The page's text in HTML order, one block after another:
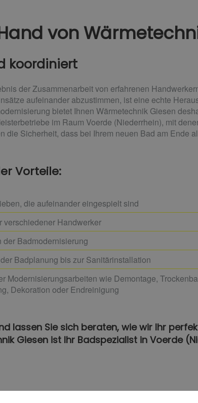
von
koordiniert
der Zusammenarbeit von erfahrenen
aufeinander abzustimmen, ist eine echte
bietet Ihnen Wärmetechnik Giesen
im Raum Voerde (Niederrhein), mit
die Sicherheit, dass bei Ihrem neuen Bad am Ende
Vorteile:
die aufeinander eingespielt sind
verschiedener Handwerker
Badmodernisierung
Badplanung bis zur Sanitärinstallation
Modernisierungsarbeiten wie Demontage,
Dekoration oder Endreinigung
lassen Sie sich beraten, wie wir Ihr
Giesen ist Ihr Badspezialist in Voerde